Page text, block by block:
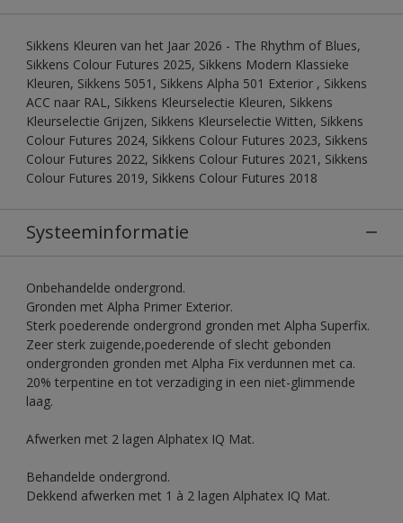
Sikkens Kleuren van het Jaar 2026 - The Rhythm of Blues,
Sikkens Colour Futures 2025, Sikkens Modern Klassieke
Kleuren, Sikkens 5051, Sikkens Alpha 501 Exterior , Sikkens
ACC naar RAL, Sikkens Kleurselectie Kleuren, Sikkens
Kleurselectie Grijzen, Sikkens Kleurselectie Witten, Sikkens
Colour Futures 2024, Sikkens Colour Futures 2023, Sikkens
Colour Futures 2022, Sikkens Colour Futures 2021, Sikkens
Colour Futures 2019, Sikkens Colour Futures 2018
Systeeminformatie
Onbehandelde ondergrond.
Gronden met Alpha Primer Exterior.
Sterk poederende ondergrond gronden met Alpha Superfix.
Zeer sterk zuigende,poederende of slecht gebonden
ondergronden gronden met Alpha Fix verdunnen met ca.
20% terpentine en tot verzadiging in een niet-glimmende
laag.
Afwerken met 2 lagen Alphatex IQ Mat.
Behandelde ondergrond.
Dekkend afwerken met 1 à 2 lagen Alphatex IQ Mat.